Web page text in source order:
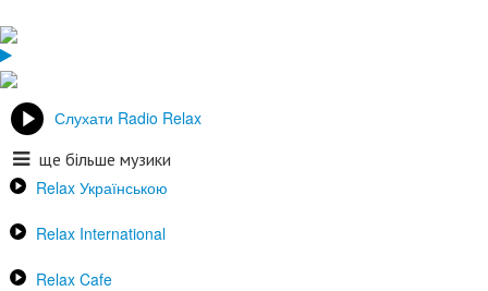
Слухати Radio Relax
ще більше музики
Relax Українською
Relax International
Relax Cafe